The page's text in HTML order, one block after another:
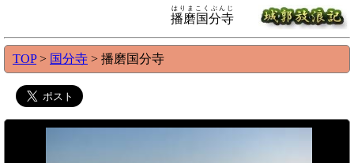
播磨国分寺
はりまこくぶんじ
TOP> 国分寺 > 播磨国分寺